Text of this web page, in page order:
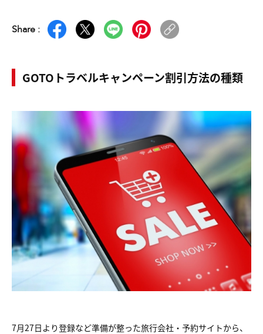
Share :
GOTOトラベルキャンペーン割引方法の種類
7月27日より登録など準備が整った旅行会社・予約サイトから、